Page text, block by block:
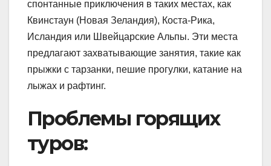
спонтанные приключения в таких местах, как
Квинстаун (Новая Зеландия), Коста-Рика,
Исландия или Швейцарские Альпы. Эти места
предлагают захватывающие занятия, такие как
прыжки с тарзанки, пешие прогулки, катание на
лыжах и рафтинг.
Проблемы горящих
туров: